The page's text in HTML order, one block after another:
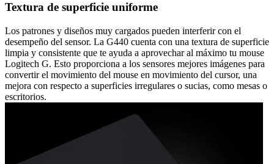
Textura de superficie uniforme
Los patrones y diseños muy cargados pueden interferir con el
desempeño del sensor. La G440 cuenta con una textura de superficie
limpia y consistente que te ayuda a aprovechar al máximo tu mouse
Logitech G. Esto proporciona a los sensores mejores imágenes para
convertir el movimiento del mouse en movimiento del cursor, una
mejora con respecto a superficies irregulares o sucias, como mesas o
escritorios.